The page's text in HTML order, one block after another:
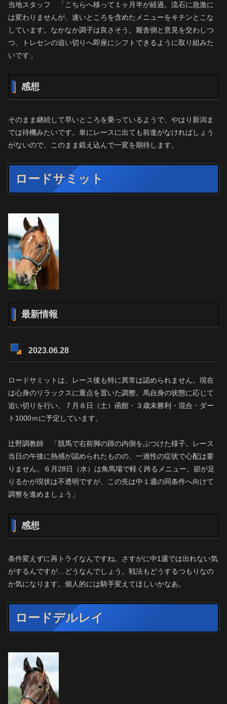
当地スタッフ 「こちらへ移って１ヶ月半が経過。流石に急激に
は変わりませんが、速いところを含めたメニューをキチンとこな
しています。なかなか調子は良さそう。厩舎側と意見を交わしつ
つ、トレセンの追い切りへ即座にシフトできるように取り組みた
いです」
感想
そのまま継続して早いところを乗っているようで、やはり新潟ま
では待機みたいです。単にレースに出ても前進がなければしょう
がないので、このまま鍛え込んで一変を期待します。
ロードサミット
最新情報
2023.06.28
ロードサミットは、レース後も特に異常は認められません。現在
は心身のリラックスに重点を置いた調整。馬自身の状態に応じて
追い切りを行い、７月８日（土）函館・３歳未勝利・混合・ダー
ト1000ｍに予定しています。
辻野調教師 「競馬で右前脚の蹄の内側をぶつけた様子。レース
当日の午後に熱感が認められたものの、一過性の症状で心配は要
りません。６月28日（水）は角馬場で軽く跨るメニュー。節が足
りるかが現状は不透明ですが、この先は中１週の同条件へ向けて
調整を進めましょう」
感想
条件変えずに再トライなんですね。さすがに中1週では出れない気
がするんですが…どうなんでしょう。戦法もどうするつもりなの
か気になります。個人的には騎手変えてほしいかなあ。
ロードデルレイ